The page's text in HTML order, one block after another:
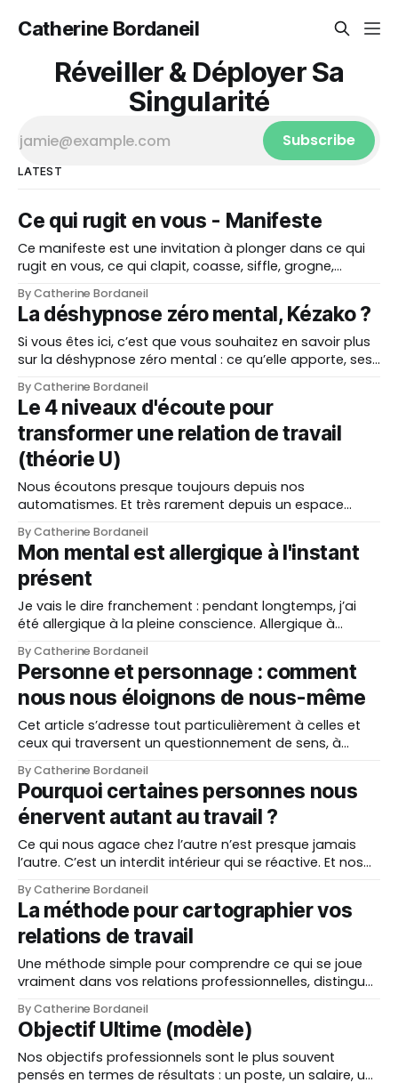
Catherine Bordaneil
Réveiller & Déployer Sa
Singularité
Subscribe
LATEST
Ce qui rugit en vous - Manifeste
Ce manifeste est une invitation à plonger dans ce qui
rugit en vous, ce qui clapit, coasse, siffle, grogne,
le sauvage. Aucun outil extérieur ne fera ce chemin à
votre place. Ce qui transforme vient de l'intérieur.
By Catherine Bordaneil
La déshypnose zéro mental, Kézako ?
Si vous êtes ici, c’est que vous souhaitez en savoir plus
sur la déshypnose zéro mental : ce qu’elle apporte, ses
fois ma propre expérience et un condensé des
expériences que j’ai accompagnées, pour vous donner
une vision
By Catherine Bordaneil
Le 4 niveaux d'écoute pour
transformer une relation de travail
(théorie U)
Nous écoutons presque toujours depuis nos
automatismes. Et très rarement depuis un espace
des mots simples sur une réalité que beaucoup
ressentent confusément : il existe plusieurs niveaux
d’écoute, et ils ne produisent pas du tout les mêmes
By Catherine Bordaneil
Mon mental est allergique à l'instant
présent
Je vais le dire franchement : pendant longtemps, j’ai
été allergique à la pleine conscience. Allergique à
présente pleinement à l'instant présent était presque
un interdit. Portée par la croyance qu'être présente, c'
By Catherine Bordaneil
Personne et personnage : comment
nous nous éloignons de nous-même
Cet article s’adresse tout particulièrement à celles et
ceux qui traversent un questionnement de sens, à
Je m'appuie sur les travaux de Bernard Sensfelder ,
Eïnothérapeute et Hypnothérapeute. Dans son livre,
L’hypnose du corps, il
By Catherine Bordaneil
Pourquoi certaines personnes nous
énervent autant au travail ?
Ce qui nous agace chez l’autre n’est presque jamais
l’autre. C’est un interdit intérieur qui se réactive. Et nos
notre histoire.
By Catherine Bordaneil
La méthode pour cartographier vos
relations de travail
Une méthode simple pour comprendre ce qui se joue
vraiment dans vos relations professionnelles, distinguer
By Catherine Bordaneil
Objectif Ultime (modèle)
Nos objectifs professionnels sont le plus souvent
pensés en termes de résultats : un poste, un salaire, un